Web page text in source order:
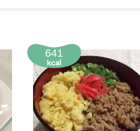
641